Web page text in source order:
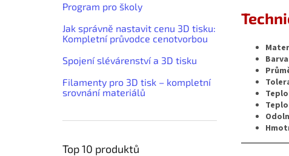
Program pro školy
Jak správně nastavit cenu 3D tisku:
Kompletní průvodce cenotvorbou
Spojení slévárenství a 3D tisku
Filamenty pro 3D tisk – kompletní
srovnání materiálů
Top 10 produktů